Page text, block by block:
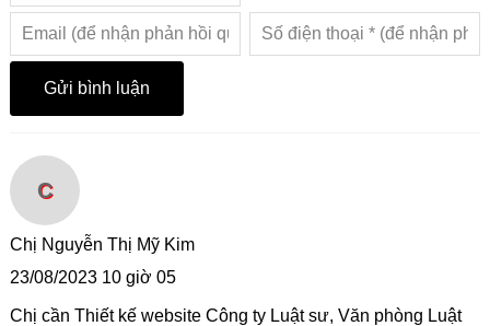
C
Chị Nguyễn Thị Mỹ Kim
23/08/2023 10 giờ 05
Chị cần Thiết kế website Công ty Luật sư, Văn phòng Luật